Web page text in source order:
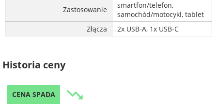
Zastosowanie
smartfon/telefon,
samochód/motocykl, tablet
Złącza
2x USB-A, 1x USB-C
Historia ceny
CENA SPADA trending_down